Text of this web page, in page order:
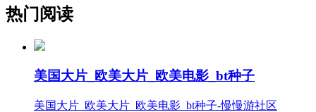
热门阅读
美国大片_欧美大片_欧美电影_bt种子
美国大片_欧美大片_欧美电影_bt种子-慢慢游社区